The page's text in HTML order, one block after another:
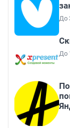
До
До